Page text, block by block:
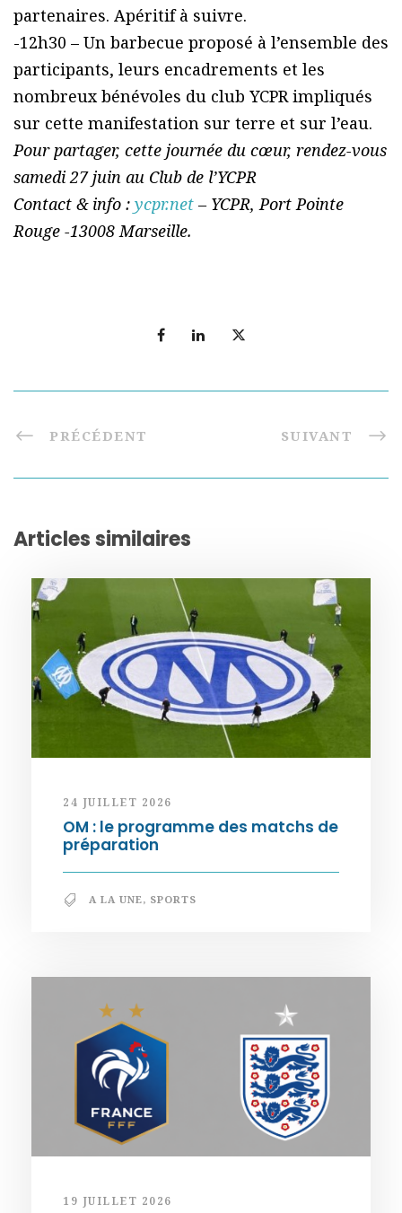
partenaires. Apéritif à suivre.
-12h30 – Un barbecue proposé à l’ensemble des
participants, leurs encadrements et les
nombreux bénévoles du club YCPR impliqués
sur cette manifestation sur terre et sur l’eau.
Pour partager, cette journée du cœur, rendez-vous
samedi 27 juin au Club de l’YCPR
Contact & info : ycpr.net– YCPR, Port Pointe
Rouge -13008 Marseille.
PRÉCÉDENT SUIVANT
Articles similaires
24 JUILLET 2026
OM : le programme des matchs de
préparation
A LA UNE, SPORTS
19 JUILLET 2026